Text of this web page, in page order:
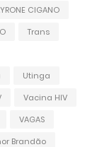
CIGANO
Trans
Utinga
Vacina HIV
VAGAS
Brandão